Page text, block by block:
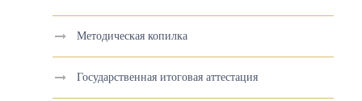
Методическая копилка
Государственная итоговая аттестация